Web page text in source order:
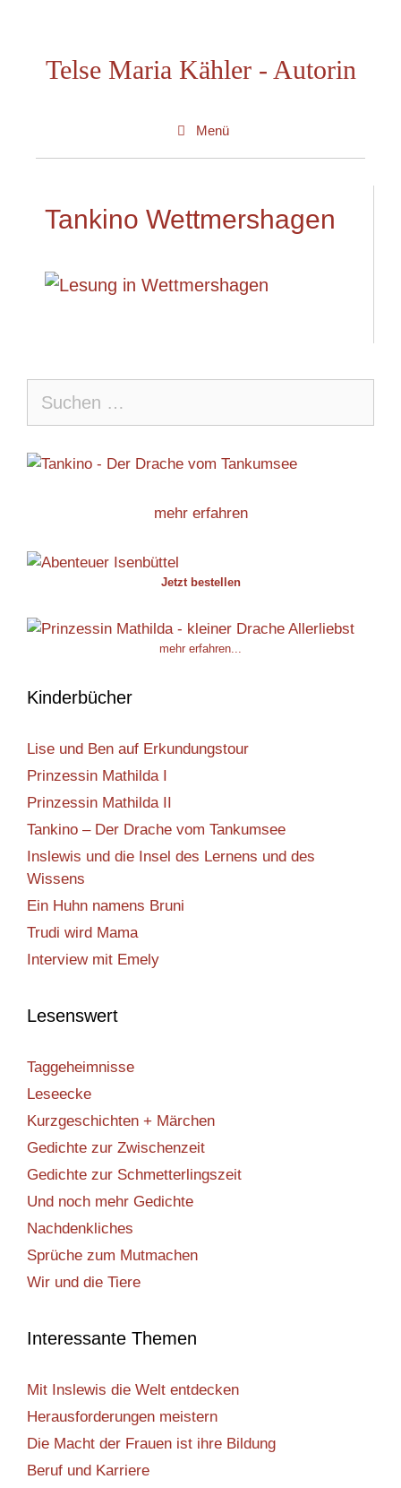
springenTelse Maria Kähler - Autorin
Menü
Tankino Wettmershagen
nach:
mehr erfahren
Jetzt bestellen
mehr erfahren...
Kinderbücher
Lise und Ben auf Erkundungstour
Prinzessin Mathilda I
Prinzessin Mathilda II
Tankino – Der Drache vom Tankumsee
Inslewis und die Insel des Lernens und des
Wissens
Ein Huhn namens Bruni
Trudi wird Mama
Interview mit Emely
Lesenswert
Taggeheimnisse
Leseecke
Kurzgeschichten + Märchen
Gedichte zur Zwischenzeit
Gedichte zur Schmetterlingszeit
Und noch mehr Gedichte
Nachdenkliches
Sprüche zum Mutmachen
Wir und die Tiere
Interessante Themen
Mit Inslewis die Welt entdecken
Herausforderungen meistern
Die Macht der Frauen ist ihre Bildung
Beruf und Karriere